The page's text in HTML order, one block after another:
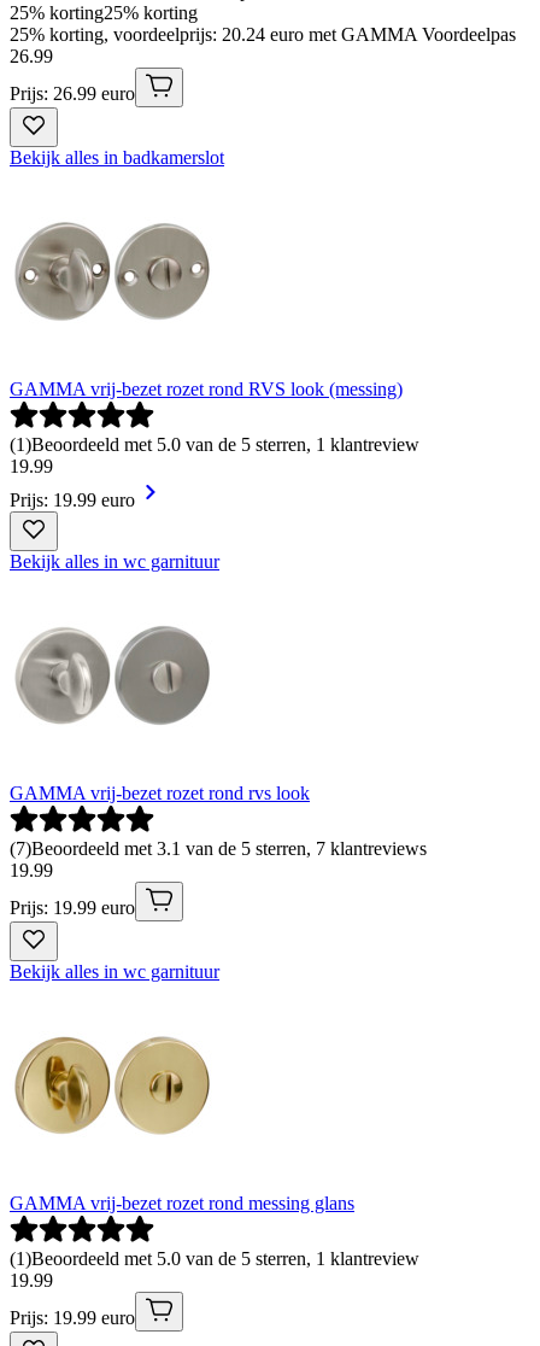
25% korting25% korting
25% korting, voordeelprijs: 20.24 euro met GAMMA Voordeelpas
26.99
Prijs: 26.99 euro
Bekijk alles in badkamerslot
GAMMA vrij-bezet rozet rond RVS look (messing)
(1)Beoordeeld met 5.0 van de 5 sterren, 1 klantreview
19.99
Prijs: 19.99 euro
Bekijk alles in wc garnituur
GAMMA vrij-bezet rozet rond rvs look
(7)Beoordeeld met 3.1 van de 5 sterren, 7 klantreviews
19.99
Prijs: 19.99 euro
Bekijk alles in wc garnituur
GAMMA vrij-bezet rozet rond messing glans
(1)Beoordeeld met 5.0 van de 5 sterren, 1 klantreview
19.99
Prijs: 19.99 euro